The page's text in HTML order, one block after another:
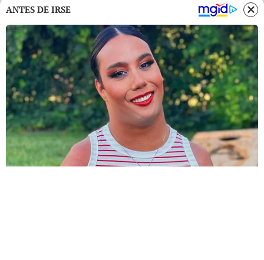
ANTES DE IRSE